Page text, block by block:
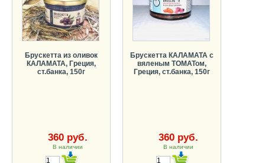
Брускетта из оливок
КАЛАМАТА, Греция,
ст.банка, 150г
360 руб.
В наличии
Брускетта КАЛАМАТА с
вяленым ТОМАТом,
Греция, ст.банка, 150г
360 руб.
В наличии